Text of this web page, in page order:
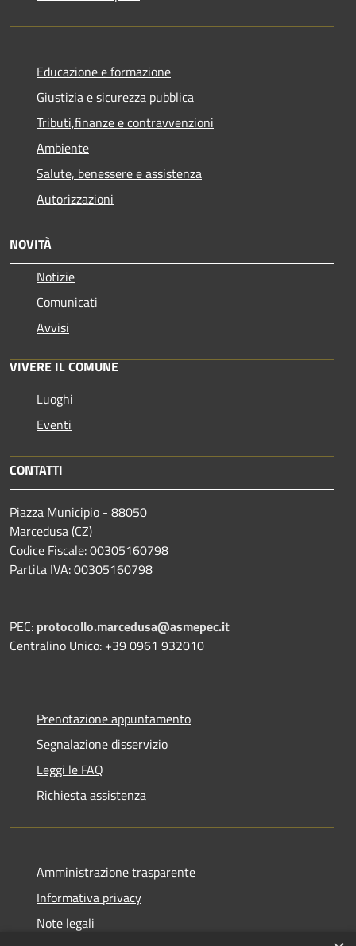
Educazione e formazione
Giustizia e sicurezza pubblica
Tributi,finanze e contravvenzioni
Ambiente
Salute, benessere e assistenza
Autorizzazioni
NOVITÀ
Notizie
Comunicati
Avvisi
VIVERE IL COMUNE
Luoghi
Eventi
CONTATTI
Piazza Municipio - 88050
Marcedusa (CZ)
Codice Fiscale: 00305160798
Partita IVA: 00305160798
PEC: protocollo.marcedusa@asmepec.it
Centralino Unico: +39 0961 932010
Prenotazione appuntamento
Segnalazione disservizio
Leggi le FAQ
Richiesta assistenza
Amministrazione trasparente
Informativa privacy
Note legali